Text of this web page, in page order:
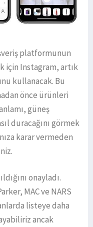
platformunun
için Instagram, artık
kullanacak. Bu
önce ürünleri
güneş
duracağını görmek
karar vermeden
onayladı.
MAC ve NARS
listeye daha
ancak